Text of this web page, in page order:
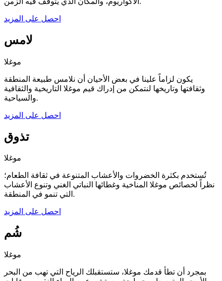
احصل على المزيد
لامس
موغلا
يكون لزاماً علينا في بعض الأحيان أن نلامس طبيعة المنطقة
وثقافتها وتاريخها لنتمكن من إدراك قيم موغلا التاريخية والثقافية
والسياحية.
احصل على المزيد
تذوق
موغلا
تُستخدم بكثرة الخضروات والأعشاب المتنوعة في ثقافة الطعام؛
نظراً لخصائص موغلا المناخية وغطائها النباتي الغني وتنوع الأعشاب
التي تنمو في المنطقة.
احصل على المزيد
شُم
موغلا
بمجرد أن تطأ قدمك موغلا، ستستقبلك الرياح التي تهب من البحر